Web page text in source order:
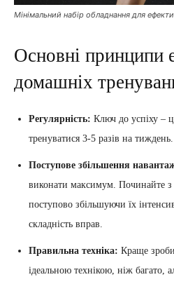
Мінімальний набір обладнання для
Основні принципи
домашніх
Регулярність: Ключ до успіху –
тренуватися 3-5 разів на тиждень.
Поступове збільшення
виконати максимум. Починайте з
поступово збільшуючи їх
складність вправ.
Правильна техніка: Краще
ідеальною технікою, ніж багато,